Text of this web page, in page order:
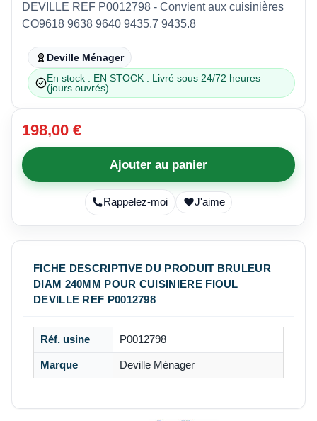
DEVILLE REF P0012798 - Convient aux cuisinières
CO9618 9638 9640 9435.7 9435.8
Deville Ménager
En stock : EN STOCK : Livré sous 24/72 heures
(jours ouvrés)
198,00 €
Ajouter au panier
Rappelez-moi J'aime
FICHE DESCRIPTIVE DU PRODUIT BRULEUR
DIAM 240MM POUR CUISINIERE FIOUL
DEVILLE REF P0012798
Réf. usine P0012798
Marque Deville Ménager